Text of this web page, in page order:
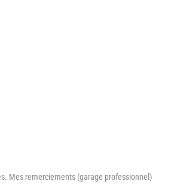
Mes remerciements (garage professionnel)